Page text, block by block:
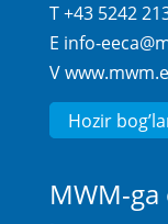
T +43 5242
E info-
V
Hozir
MWM-